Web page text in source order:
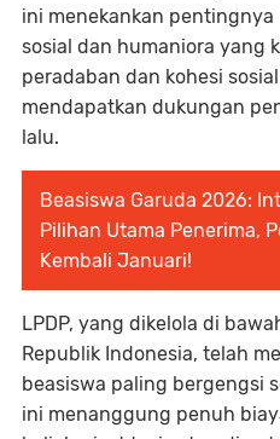
ini menekankan
sosial dan humaniora yang
peradaban dan kohesi
mendapatkan dukungan
lalu.
Beasiswa Garuda 2026:
Pilihan Utama Penerima,
Kembali Januari!
LPDP, yang dikelola di
Republik Indonesia, telah
beasiswa paling bergengsi
ini menanggung penuh